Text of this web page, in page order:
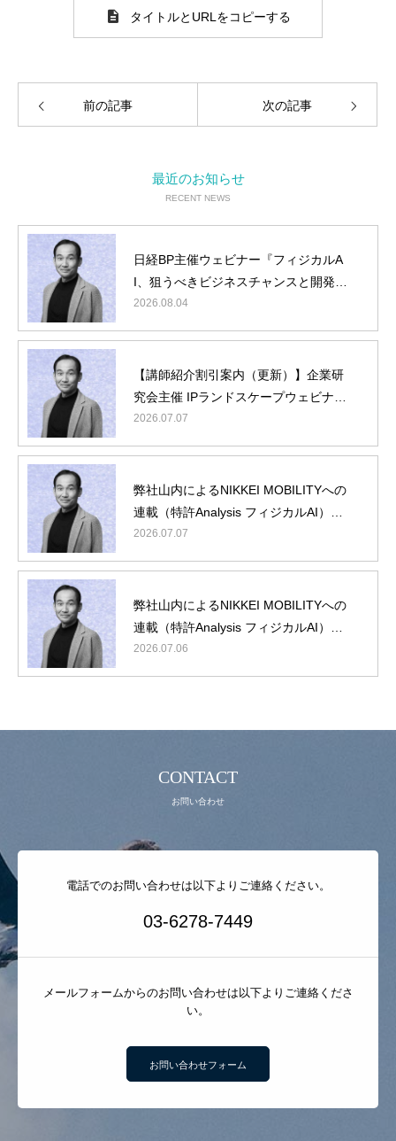
タイトルとURLをコピーする
前の記事 次の記事
最近のお知らせ
RECENT NEWS
日経BP主催ウェビナー『フィジカルA
I、狙うべきビジネスチャンスと開発タ
ーゲット』に弊社山内が登壇
2026.08.04
【講師紹介割引案内（更新）】企業研
究会主催 IPランドスケープウェビナー
『フィジカルAI編』に弊社山内が登壇
2026.07.07
弊社山内によるNIKKEI MOBILITYへの
連載（特許Analysis フィジカルAI）第5
回/最終回
2026.07.07
弊社山内によるNIKKEI MOBILITYへの
連載（特許Analysis フィジカルAI）第4
回
2026.07.06
CONTACT
お問い合わせ
電話でのお問い合わせは以下よりご連絡ください。
03-6278-7449
メールフォームからのお問い合わせは以下よりご連絡くださ
い。
お問い合わせフォーム
役員・顧問紹介
IPランドスケープとは